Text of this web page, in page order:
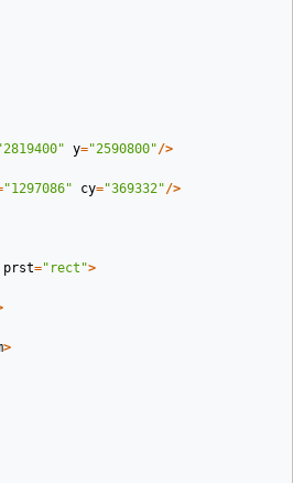
y="2590800"/>
"1297086" cy="369332"/>
prst="rect">
>